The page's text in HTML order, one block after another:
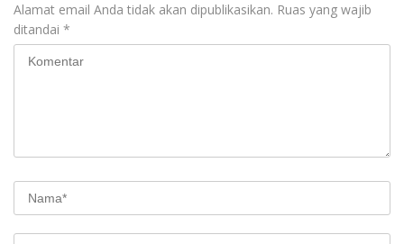
Alamat email Anda tidak akan dipublikasikan. Ruas yang wajib
ditandai *